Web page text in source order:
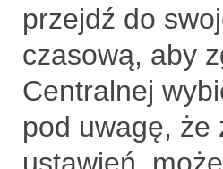
przejdź do
czasową, aby
Centralnej
pod uwagę, że